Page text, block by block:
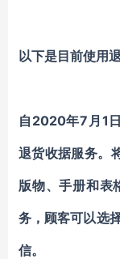
以下是目前使用
自2020年7月1
退货收据服务。
版物、手册和表
务，顾客可以选
信。